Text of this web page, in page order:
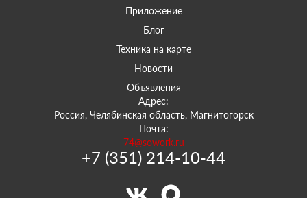
Приложение
Блог
Техника на карте
Новости
Объявления
Адрес:
Россия, Челябинская область, Магнитогорск
Почта:
74@sowork.ru
+7 (351) 214-10-44